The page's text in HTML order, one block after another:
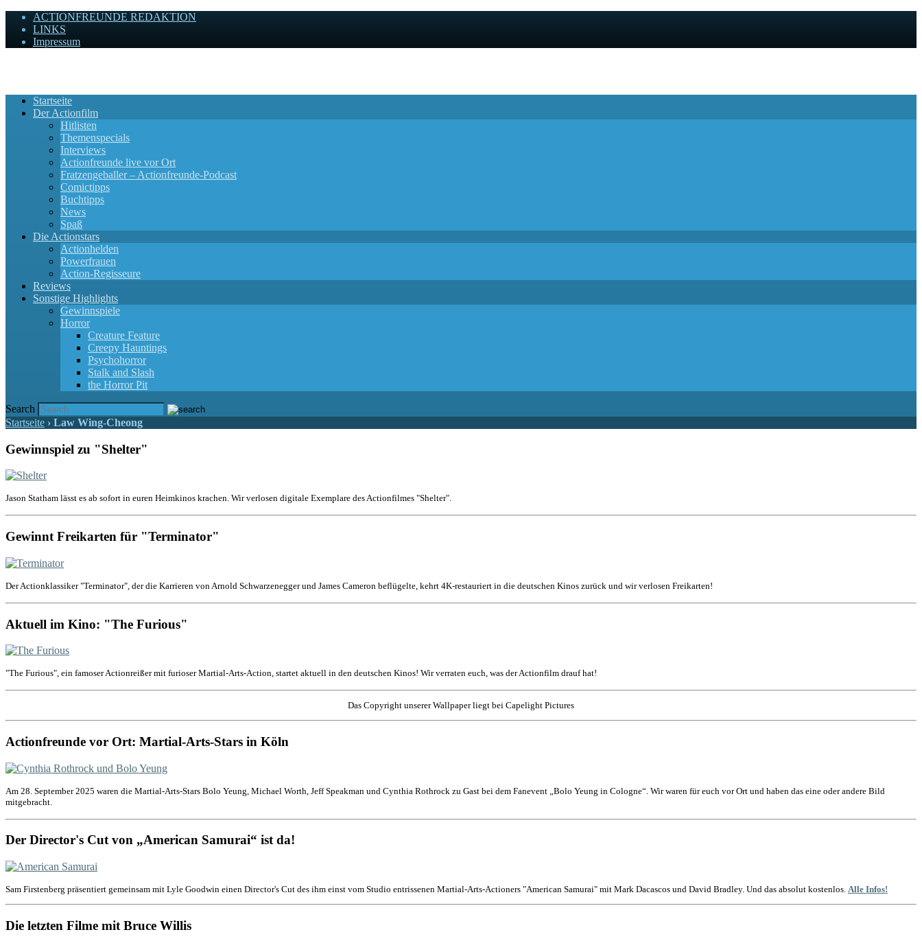
ACTIONFREUNDE REDAKTION
LINKS
Impressum
Startseite
Der Actionfilm
Hitlisten
Themenspecials
Interviews
Actionfreunde live vor Ort
Fratzengeballer – Actionfreunde-Podcast
Comictipps
Buchtipps
News
Spaß
Die Actionstars
Actionhelden
Powerfrauen
Action-Regisseure
Reviews
Sonstige Highlights
Gewinnspiele
Horror
Creature Feature
Creepy Hauntings
Psychohorror
Stalk and Slash
the Horror Pit
Search
Startseite › Law Wing-Cheong
Gewinnspiel zu "Shelter"
Jason Statham lässt es ab sofort in euren Heimkinos krachen. Wir verlosen digitale Exemplare des Actionfilmes "Shelter".
Gewinnt Freikarten für "Terminator"
Der Actionklassiker "Terminator", der die Karrieren von Arnold Schwarzenegger und James Cameron beflügelte, kehrt 4K-restauriert in die deutschen Kinos zurück und wir verlosen Freikarten!
Aktuell im Kino: "The Furious"
"The Furious", ein famoser Actionreißer mit furioser Martial-Arts-Action, startet aktuell in den deutschen Kinos! Wir verraten euch, was der Actionfilm drauf hat!
Das Copyright unserer Wallpaper liegt bei Capelight Pictures
Actionfreunde vor Ort: Martial-Arts-Stars in Köln
Am 28. September 2025 waren die Martial-Arts-Stars Bolo Yeung, Michael Worth, Jeff Speakman und Cynthia Rothrock zu Gast bei dem Fanevent „Bolo Yeung in Cologne“. Wir waren für euch vor Ort und haben das eine oder andere Bild
mitgebracht.
Der Director's Cut von „American Samurai“ ist da!
Sam Firstenberg präsentiert gemeinsam mit Lyle Goodwin einen Director's Cut des ihm einst vom Studio entrissenen Martial-Arts-Actioners "American Samurai" mit Mark Dacascos und David Bradley. Und das absolut kostenlos. Alle Infos!
Die letzten Filme mit Bruce Willis